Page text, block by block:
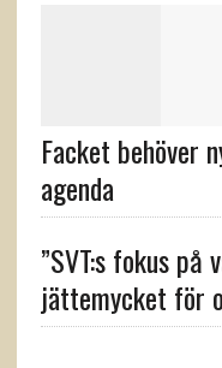
Facket behöver
agenda
”SVT:s fokus
jättemycket för